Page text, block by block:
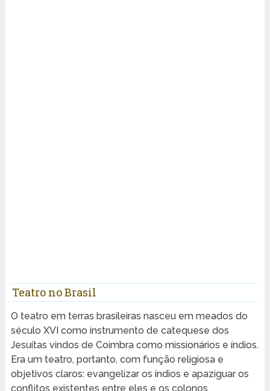
Teatro no Brasil
O teatro em terras brasileiras nasceu em meados do
século XVI como instrumento de catequese dos
Jesuítas vindos de Coimbra como missionários e índios.
Era um teatro, portanto, com função religiosa e
objetivos claros: evangelizar os índios e apaziguar os
conflitos existentes entre eles e os colonos